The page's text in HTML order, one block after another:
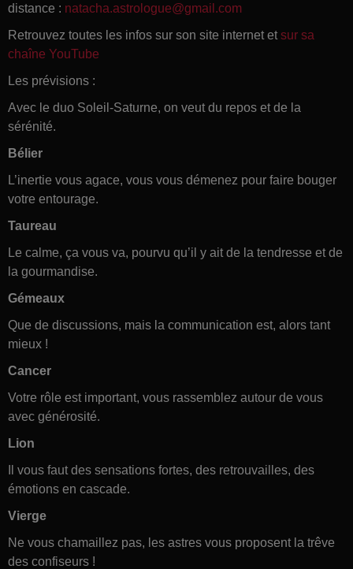
distance : natacha.astrologue@gmail.com
Retrouvez toutes les infos sur son site internet et sur sa
chaîne YouTube
Les prévisions :
Avec le duo Soleil-Saturne, on veut du repos et de la
sérénité.
Bélier
L’inertie vous agace, vous vous démenez pour faire bouger
votre entourage.
Taureau
Le calme, ça vous va, pourvu qu’il y ait de la tendresse et de
la gourmandise.
Gémeaux
Que de discussions, mais la communication est, alors tant
mieux !
Cancer
Votre rôle est important, vous rassemblez autour de vous
avec générosité.
Lion
Il vous faut des sensations fortes, des retrouvailles, des
émotions en cascade.
Vierge
Ne vous chamaillez pas, les astres vous proposent la trêve
des confiseurs !